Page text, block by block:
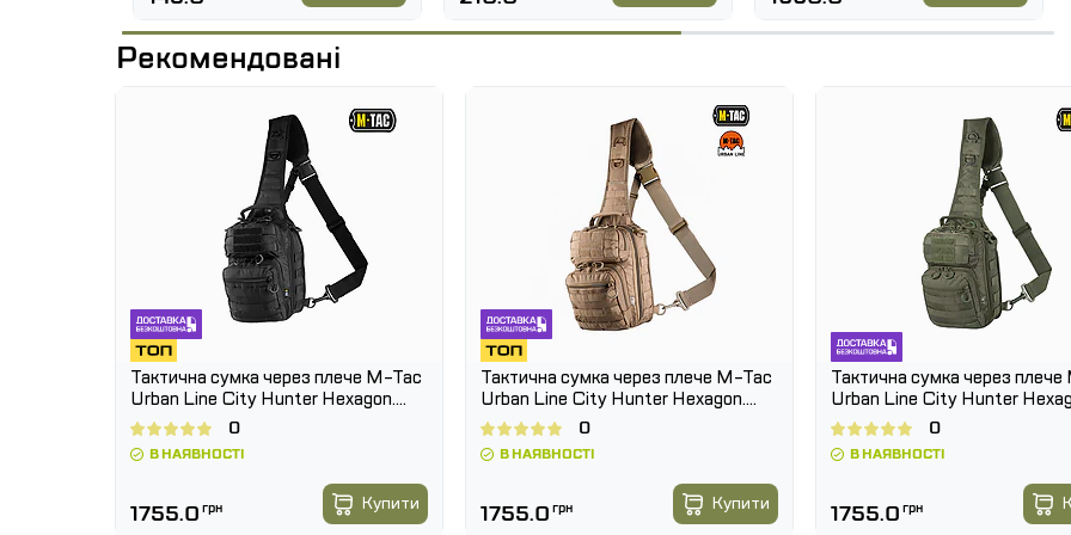
Стійкість до багаторазового прання без втрати форми
Комфорт навіть при тривалому носінні та високій активності
Призначення:
Розроблені для щоденної експлуатації у теплий період – служба, патрулювання,
тренування, міські та польові завдання.
Рекомендовані
Тактична сумка через плече M-Tac
Urban Line City Hunter Hexagon.
Чорний
В НАЯВНОСТІ
0
1755.0 грн Купити
Тактична сумка через плече M-Tac
Urban Line City Hunter Hexagon.
Койот
В НАЯВНОСТІ
0
1755.0 грн Купити
Тактична сумка через
Urban Line City Hunter
Олива
В НАЯВНОСТІ
0
1755.0 грн